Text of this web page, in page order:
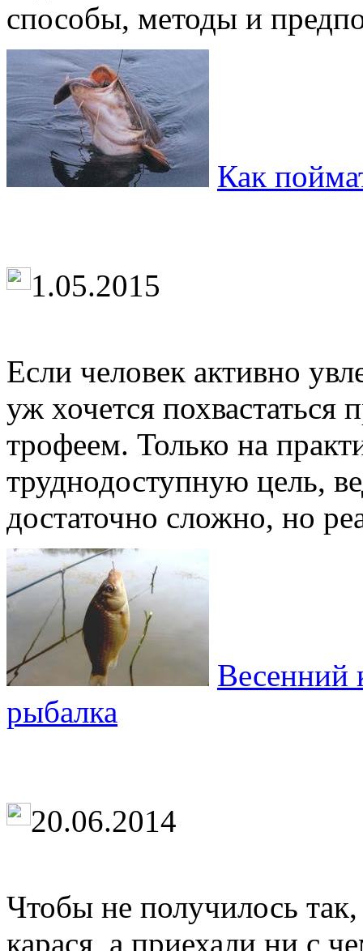
способы, методы и
Как
1.05.2015
Если человек активно
уж хочется
трофеем. Только на
труднодоступную цель,
достаточно сложно, но
Весенний
рыбалка
20.06.2014
Чтобы не получилось
карася, а приехали ни с